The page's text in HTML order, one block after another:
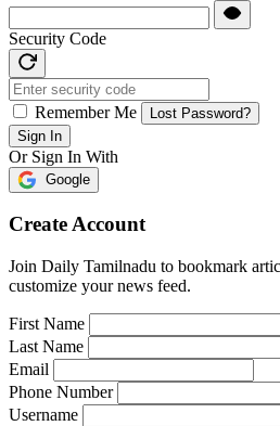
Security Code
Remember Me
Lost Password?
Sign In
Or Sign In With
Google
Create Account
Join Daily Tamilnadu to bookmark
customize your news feed.
First Name
Last Name
Email
Phone Number
Username